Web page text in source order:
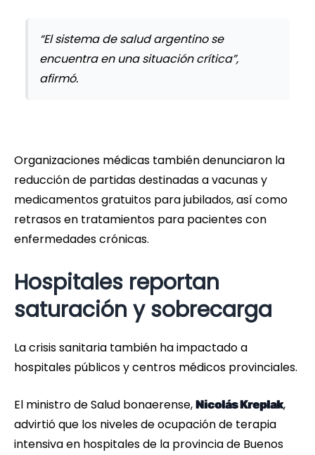
“El sistema de salud argentino se
encuentra en una situación crítica”,
afirmó.
Organizaciones médicas también denunciaron la
reducción de partidas destinadas a vacunas y
medicamentos gratuitos para jubilados, así como
retrasos en tratamientos para pacientes con
enfermedades crónicas.
Hospitales reportan
saturación y sobrecarga
La crisis sanitaria también ha impactado a
hospitales públicos y centros médicos provinciales.
El ministro de Salud bonaerense, Nicolás Kreplak,
advirtió que los niveles de ocupación de terapia
intensiva en hospitales de la provincia de Buenos